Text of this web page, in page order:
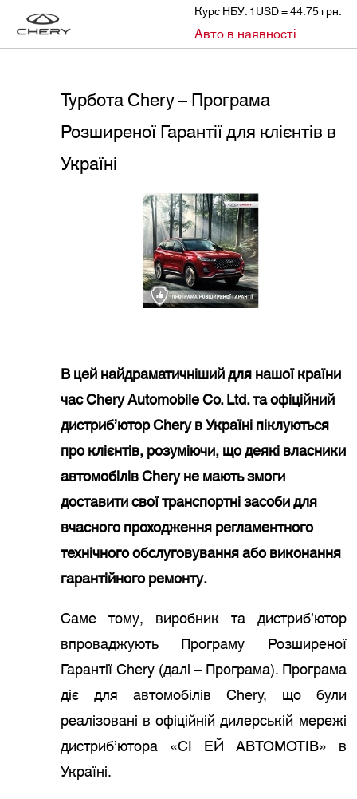
Курс НБУ: 1USD = 44.75 грн.
Авто в наявності
CHERY ТУРБОТА CHERY – ПРОГРАМА РОЗШИРЕНОЇ ГАРАНТІЇ ДЛЯ КЛІЄНТІВ В УКРАЇНІ
Турбота Chery – Програма
Розширеної Гарантії для клієнтів в
Україні
В цей найдраматичніший для нашої країни
час Chery Automobile Co. Ltd. та офіційний
дистриб’ютор Chery в Україні піклуються
про клієнтів, розуміючи, що деякі власники
автомобілів Chery не мають змоги
доставити свої транспортні засоби для
вчасного проходження регламентного
технічного обслуговування або виконання
гарантійного ремонту.
Саме тому, виробник та дистриб’ютор
впроваджують Програму Розширеної
Гарантії Chery (далі – Програма). Програма
діє для автомобілів Chery, що були
реалізовані в офіційній дилерській мережі
дистриб’ютора «СІ ЕЙ АВТОМОТІВ» в
Україні.